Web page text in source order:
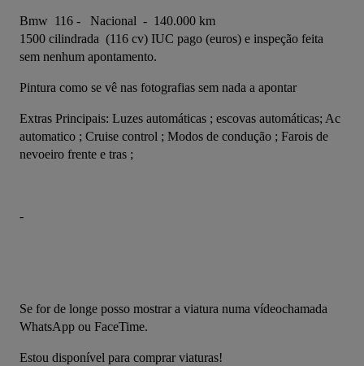
Bmw  116 -   Nacional  -  140.000 km
1500 cilindrada  (116 cv) IUC pago (euros) e inspeção feita
sem nenhum apontamento.
Pintura como se vê nas fotografias sem nada a apontar
Extras Principais: Luzes automáticas ; escovas automáticas; Ac
automatico ; Cruise control ; Modos de condução ; Farois de
nevoeiro frente e tras ;
-
Se for de longe posso mostrar a viatura numa vídeochamada
WhatsApp ou FaceTime.
Estou disponível para comprar viaturas!